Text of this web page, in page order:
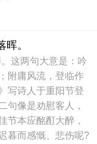
。
这两句大意是：吟
附庸风流，登临作
写诗人于重阳节登
句像是劝慰客人，
节本应酩酊大醉，
暮而感慨、悲伤呢?